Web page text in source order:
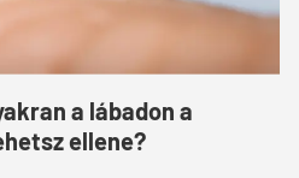
a lábadon a
ellene?